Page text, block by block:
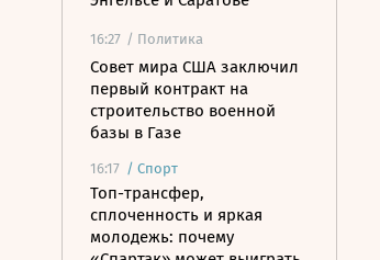
16:27 / Политика
Совет мира США заключил
первый контракт на
строительство военной
базы в Газе
16:17 / Спорт
Топ-трансфер,
сплоченность и яркая
молодежь: почему